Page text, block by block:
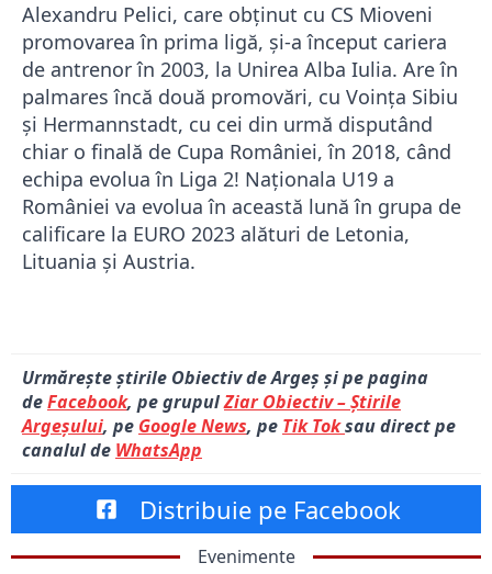
Alexandru Pelici, care obținut cu CS Mioveni
promovarea în prima ligă, și-a început cariera
de antrenor în 2003, la Unirea Alba Iulia. Are în
palmares încă două promovări, cu Voința Sibiu
și Hermannstadt, cu cei din urmă disputând
chiar o finală de Cupa României, în 2018, când
echipa evolua în Liga 2! Naționala U19 a
României va evolua în această lună în grupa de
calificare la EURO 2023 alături de Letonia,
Lituania și Austria.
Urmărește știrile Obiectiv de Argeș și pe pagina
deFacebook, pe grupulZiar Obiectiv – Știrile
Argeșului, pe Google News, pe Tik Toksau direct pe
canalul de WhatsApp
Distribuie pe Facebook
Evenimente